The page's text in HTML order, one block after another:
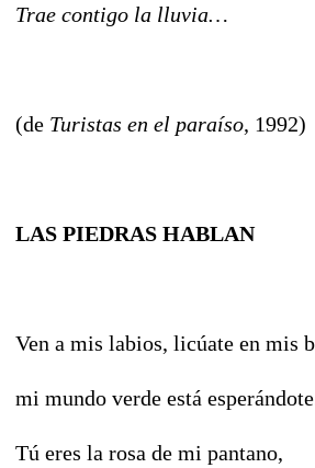
Trae contigo la lluvia…
(de Turistas en el paraíso, 1992)
LAS PIEDRAS HABLAN
Ven a mis labios, licúate en mis
mi mundo verde está
Tú eres la rosa de mi pantano,